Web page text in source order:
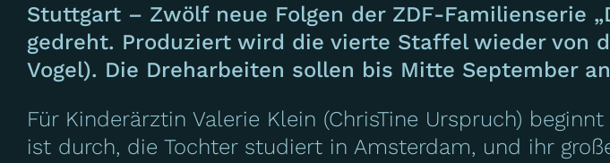
Stuttgart – Zwölf neue Folgen der ZDF-Familienserie „
gedreht. Produziert wird die vierte Staffel wieder von
Vogel). Die Dreharbeiten sollen bis Mitte September
Für Kinderärztin Valerie Klein (ChrisTine Urspruch)
ist durch, die Tochter studiert in Amsterdam, und ihr